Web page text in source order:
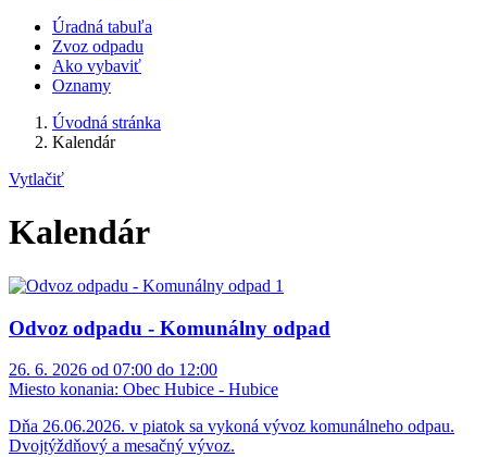
Úradná tabuľa
Zvoz odpadu
Ako vybaviť
Oznamy
Úvodná stránka
Kalendár
Vytlačiť
Kalendár
Odvoz odpadu - Komunálny odpad
26. 6. 2026 od 07:00 do 12:00
Miesto konania: Obec Hubice - Hubice
Dňa 26.06.2026. v piatok sa vykoná vývoz komunálneho odpau.
Dvojtýždňový a mesačný vývoz.